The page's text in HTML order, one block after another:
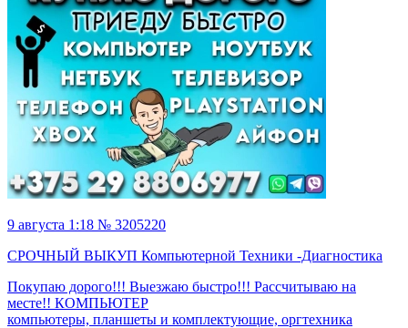
9 августа 1:18 № 3205220
СРОЧНЫЙ ВЫКУП Компьютерной Техники -Диагностика
Покупаю дорого!!! Выезжаю быстро!!! Рассчитываю на
месте!! КОМПЬЮТЕР
компьютеры, планшеты и комплектующие, оргтехника